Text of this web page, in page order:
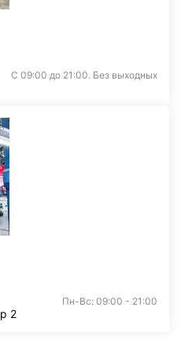
С 09:00 до 21:00. Без выходных
Пн-Вс: 09:00 - 21:00
2